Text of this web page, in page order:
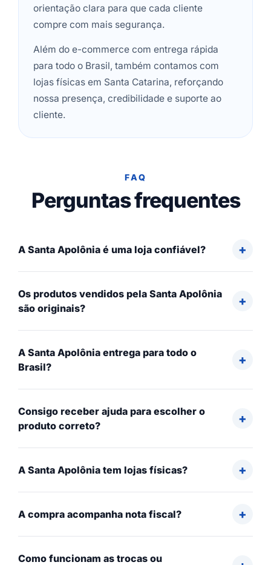
orientação clara para que cada cliente
compre com mais segurança.
Além do e-commerce com entrega rápida
para todo o Brasil, também contamos com
lojas físicas em Santa Catarina, reforçando
nossa presença, credibilidade e suporte ao
cliente.
FAQ
Perguntas frequentes
A Santa Apolônia é uma loja confiável?
Os produtos vendidos pela Santa Apolônia
são originais?
A Santa Apolônia entrega para todo o
Brasil?
Consigo receber ajuda para escolher o
produto correto?
A Santa Apolônia tem lojas físicas?
A compra acompanha nota fiscal?
Como funcionam as trocas ou